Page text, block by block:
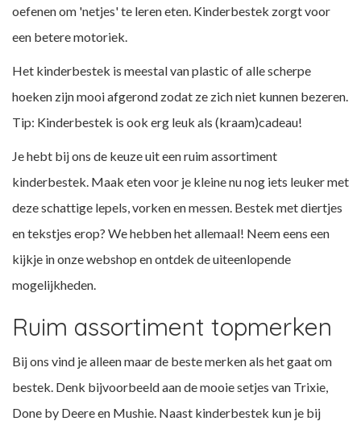
oefenen om 'netjes' te leren eten. Kinderbestek zorgt voor
een betere motoriek.
Het kinderbestek is meestal van plastic of alle scherpe
hoeken zijn mooi afgerond zodat ze zich niet kunnen bezeren.
Tip: Kinderbestek is ook erg leuk als (kraam)cadeau!
Je hebt bij ons de keuze uit een ruim assortiment
kinderbestek. Maak eten voor je kleine nu nog iets leuker met
deze schattige lepels, vorken en messen. Bestek met diertjes
en tekstjes erop? We hebben het allemaal! Neem eens een
kijkje in onze webshop en ontdek de uiteenlopende
mogelijkheden.
Ruim assortiment topmerken
Bij ons vind je alleen maar de beste merken als het gaat om
bestek. Denk bijvoorbeeld aan de mooie setjes van Trixie,
Done by Deere en Mushie. Naast kinderbestek kun je bij